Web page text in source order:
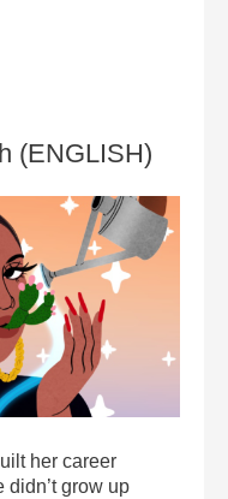
(ENGLISH)
her career
grow up